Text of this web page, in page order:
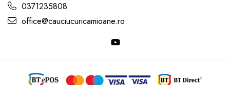
0371235808
office@cauciucuricamioane.ro